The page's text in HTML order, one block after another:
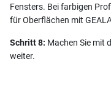
Fensters. Bei farbigen
für Oberflächen mit
Schritt 8: Machen Sie mit
weiter.